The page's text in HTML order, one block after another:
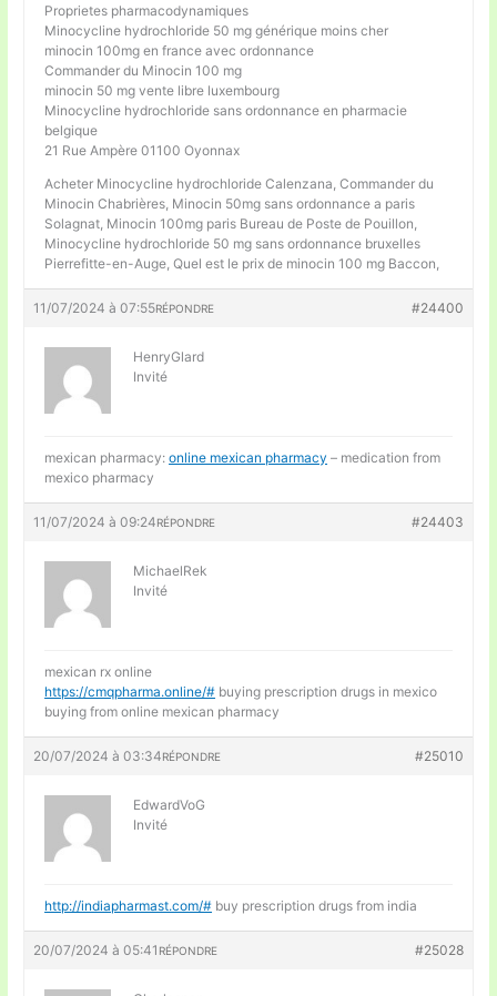
Proprietes pharmacodynamiques
Minocycline hydrochloride 50 mg générique moins cher
minocin 100mg en france avec ordonnance
Commander du Minocin 100 mg
minocin 50 mg vente libre luxembourg
Minocycline hydrochloride sans ordonnance en pharmacie
belgique
21 Rue Ampère 01100 Oyonnax
Acheter Minocycline hydrochloride Calenzana, Commander du
Minocin Chabrières, Minocin 50mg sans ordonnance a paris
Solagnat, Minocin 100mg paris Bureau de Poste de Pouillon,
Minocycline hydrochloride 50 mg sans ordonnance bruxelles
Pierrefitte-en-Auge, Quel est le prix de minocin 100 mg Baccon,
11/07/2024 à 07:55 #24400
RÉPONDRE
HenryGlard
Invité
mexican pharmacy:online mexican pharmacy – medication from
mexico pharmacy
11/07/2024 à 09:24 #24403
RÉPONDRE
MichaelRek
Invité
mexican rx online
https://cmqpharma.online/# buying prescription drugs in mexico
buying from online mexican pharmacy
20/07/2024 à 03:34 #25010
RÉPONDRE
EdwardVoG
Invité
http://indiapharmast.com/# buy prescription drugs from india
20/07/2024 à 05:41 #25028
RÉPONDRE